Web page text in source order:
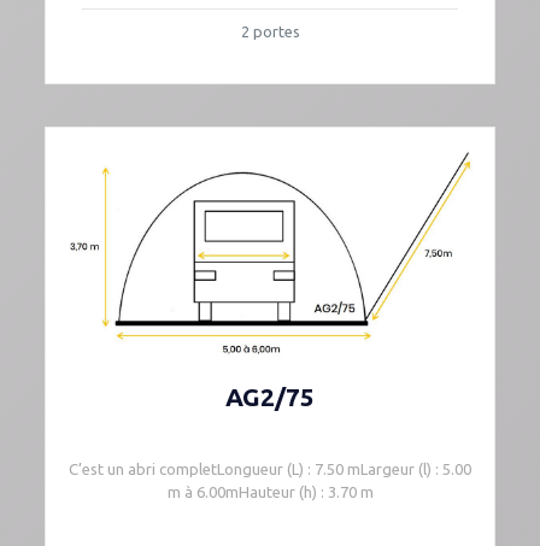
2 portes
AG2/75
C’est un abri completLongueur (L) : 7.50 mLargeur (l) : 5.00
m à 6.00mHauteur (h) : 3.70 m